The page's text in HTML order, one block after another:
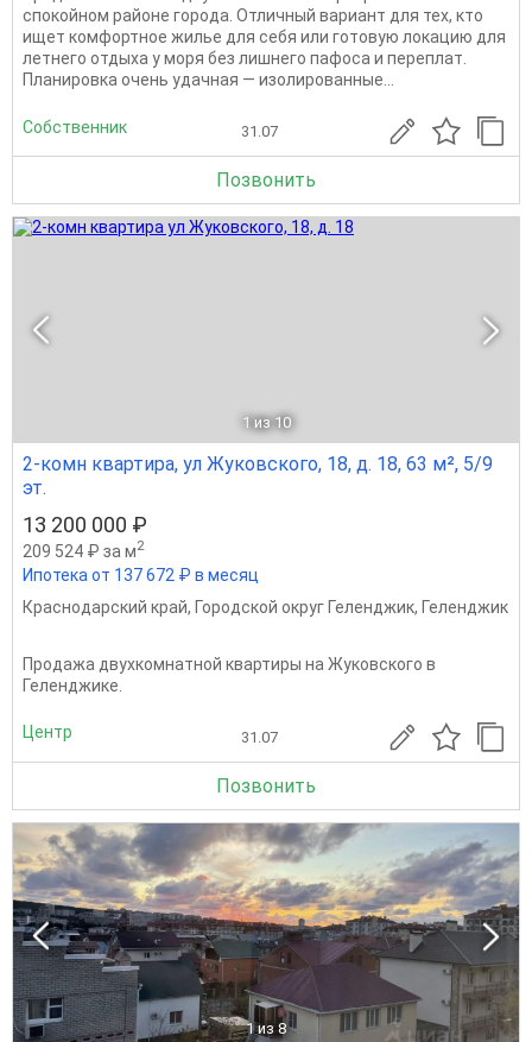
спокойном районе города. Отличный вариант для тех, кто
ищет комфортное жилье для себя или готовую локацию для
летнего отдыха у моря без лишнего пафоса и переплат.
Планировка очень удачная — изолированные...
Собственник 31.07
Позвонить
1 из 10
2-комн квартира, ул Жуковского, 18, д. 18, 63 м², 5/9
эт.
13 200 000 ₽
209 524 ₽ за м2
Ипотека от 137 672 ₽ в месяц
Краснодарский край, Городской округ Геленджик, Геленджик
Продажа двухкомнатной квартиры на Жуковского в
Геленджике.
Центр 31.07
Позвонить
1 из 8